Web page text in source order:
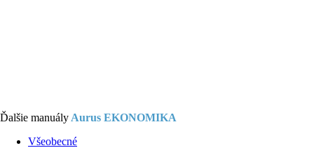
Ďalšie manuály Aurus EKONOMIKA
Všeobecné